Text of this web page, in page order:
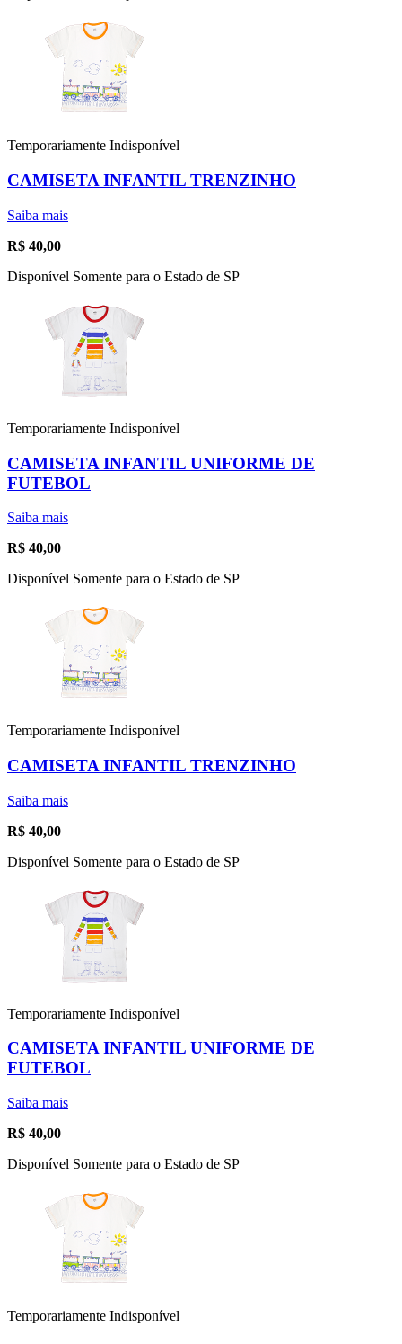
Temporariamente Indisponível
CAMISETA INFANTIL TRENZINHO
Saiba mais
R$ 40,00
Disponível Somente para o Estado de SP
Temporariamente Indisponível
CAMISETA INFANTIL UNIFORME DE
FUTEBOL
Saiba mais
R$ 40,00
Disponível Somente para o Estado de SP
Temporariamente Indisponível
CAMISETA INFANTIL TRENZINHO
Saiba mais
R$ 40,00
Disponível Somente para o Estado de SP
Temporariamente Indisponível
CAMISETA INFANTIL UNIFORME DE
FUTEBOL
Saiba mais
R$ 40,00
Disponível Somente para o Estado de SP
Temporariamente Indisponível